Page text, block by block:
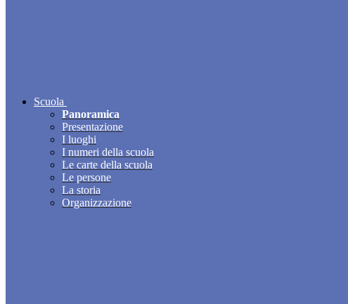
Scuola
Panoramica
Presentazione
I luoghi
I numeri della scuola
Le carte della scuola
Le persone
La storia
Organizzazione